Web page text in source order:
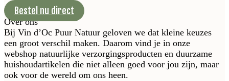
Bestel nu direct
Over ons
Bij Vin d’Oc Puur Natuur geloven we dat kleine keuzes
een groot verschil maken. Daarom vind je in onze
webshop natuurlijke verzorgingsproducten en duurzame
huishoudartikelen die niet alleen goed voor jou zijn, maar
ook voor de wereld om ons heen.